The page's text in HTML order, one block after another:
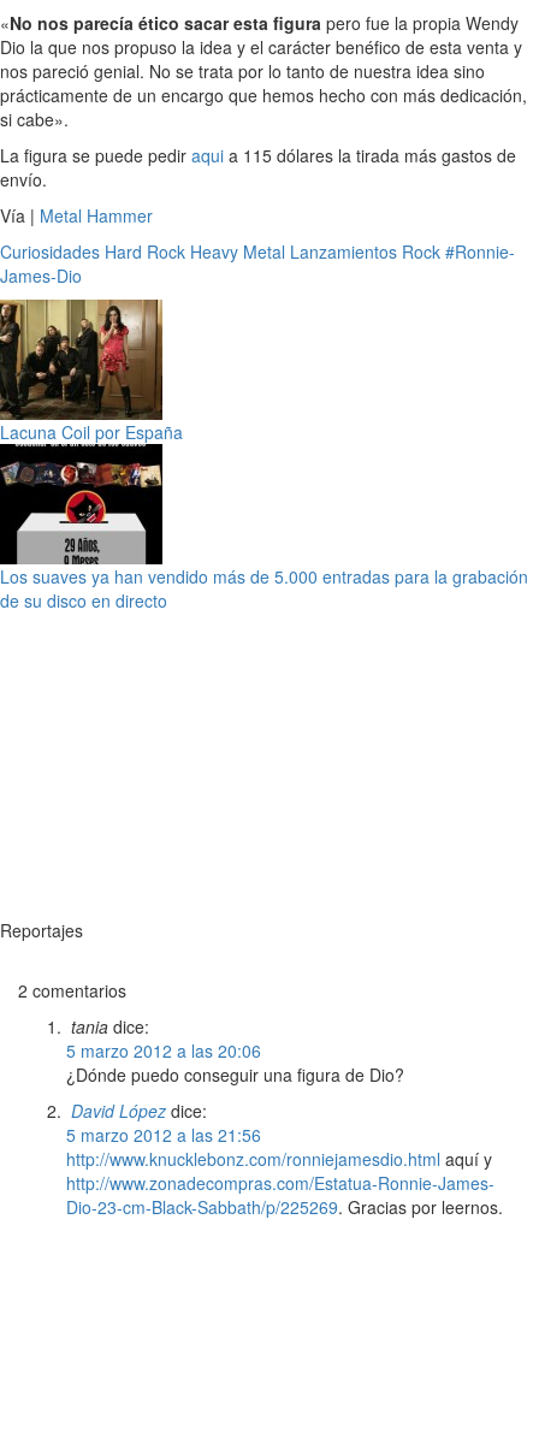
«No nos parecía ético sacar esta figura pero fue la propia Wendy
Dio la que nos propuso la idea y el carácter benéfico de esta venta y
nos pareció genial. No se trata por lo tanto de nuestra idea sino
prácticamente de un encargo que hemos hecho con más dedicación,
si cabe».
La figura se puede pedir aqui a 115 dólares la tirada más gastos de
envío.
Vía | Metal Hammer
Curiosidades Hard Rock Heavy Metal Lanzamientos Rock #Ronnie-
James-Dio
Lacuna Coil por España
Los suaves ya han vendido más de 5.000 entradas para la grabación
de su disco en directo
Reportajes
2 comentarios
tania dice:
5 marzo 2012 a las 20:06
¿Dónde puedo conseguir una figura de Dio?
David López dice:
5 marzo 2012 a las 21:56
http://www.knucklebonz.com/ronniejamesdio.html aquí y
http://www.zonadecompras.com/Estatua-Ronnie-James-
Dio-23-cm-Black-Sabbath/p/225269. Gracias por leernos.